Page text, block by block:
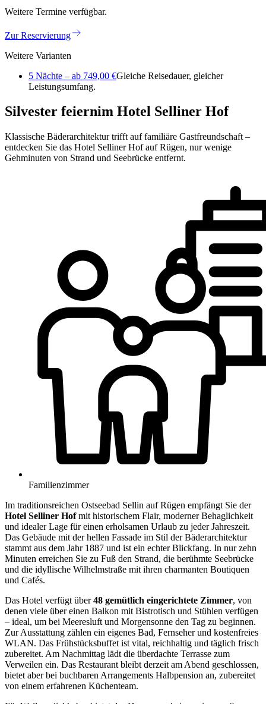
Weitere Termine verfügbar.
Zur Reservierung
Weitere Varianten
5 Nächte – ab 749,00 €Gleiche Reisedauer, gleicher
Leistungsumfang.
Silvester feiernim Hotel Selliner Hof
Klassische Bäderarchitektur trifft auf familiäre Gastfreundschaft –
entdecken Sie das Hotel Selliner Hof auf Rügen, nur wenige
Gehminuten von Strand und Seebrücke entfernt.
Familienzimmer
Im traditionsreichen Ostseebad Sellin auf Rügen empfängt Sie der
Hotel Selliner Hofmit historischem Flair, moderner Behaglichkeit
und idealer Lage für einen erholsamen Urlaub zu jeder Jahreszeit.
Das Gebäude mit der hellen Fassade im Stil der Bäderarchitektur
stammt aus dem Jahr 1887 und ist ein echter Blickfang. In nur zehn
Minuten erreichen Sie zu Fuß den Strand, die berühmte Seebrücke
und die idyllische Wilhelmstraße mit ihren charmanten Boutiquen
und Cafés.
Das Hotel verfügt über48 gemütlich eingerichtete Zimmer, von
denen viele über einen Balkon mit Bistrotisch und Stühlen verfügen
– ideal, um bei Meeresluft und Morgensonne den Tag zu beginnen.
Zur Ausstattung zählen ein eigenes Bad, Fernseher und kostenfreies
WLAN. Das Frühstücksbuffet ist vital, reichhaltig und täglich frisch
zubereitet. Am Nachmittag lädt die überdachte Terrasse zum
Verweilen ein. Das Restaurant bleibt derzeit am Abend geschlossen,
bietet aber bei buchbaren Arrangements Halbpension an, zubereitet
von einem erfahrenen Küchenteam.